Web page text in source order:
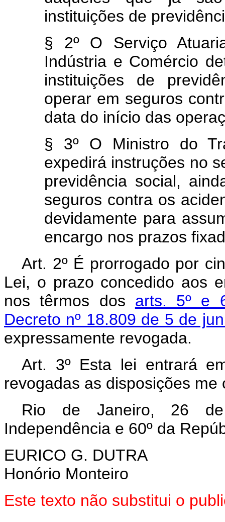
instituições de
§ 2º O Serviço
Indústria e Comércio
instituições de
operar em seguros
data do início das
§ 3º O Ministro do
expedirá instruções no
previdência social,
seguros contra os
devidamente para
encargo nos prazos
Art. 2º É prorrogado por
Lei, o prazo concedido aos
nos têrmos dos arts. 5º e
Decreto nº 18.809 de 5 de
expressamente revogada.
Art. 3º Esta lei entrará
revogadas as disposições me
Rio de Janeiro, 26
Independência e 60º da
EURICO G. DUTRA
Honório Monteiro
Este texto não substitui o